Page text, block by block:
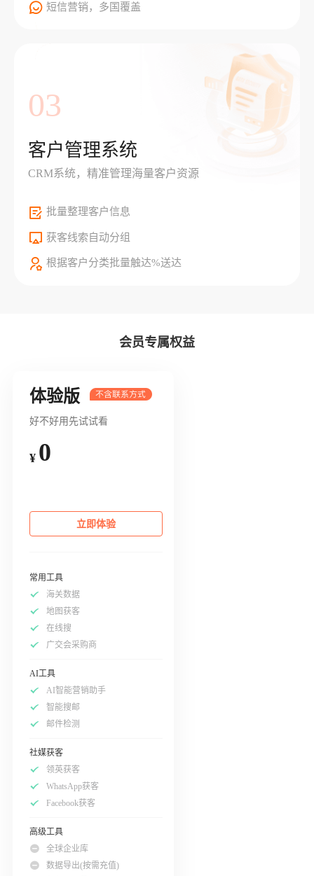
短信营销，多国覆盖
03
客户管理系统
CRM系统，精准管理海量客户资源
批量整理客户信息
获客线索自动分组
根据客户分类批量触达%送达
会员专属权益
体验版
好不好用先试试看
¥ 0
立即体验
常用工具
海关数据
地图获客
在线搜
广交会采购商
AI工具
AI智能营销助手
智能搜邮
邮件检测
社媒获客
领英获客
WhatsApp获客
Facebook获客
高级工具
全球企业库
数据导出(按需充值)